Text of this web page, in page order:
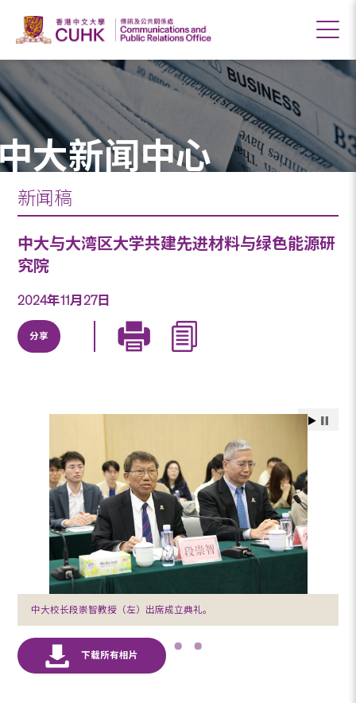
大新闻中心
新闻稿
中大与大湾区大学共建先进材料与绿色能源研
究院
2024年11月27日
分享
中大校长段崇智教授（左）出席成立典礼。